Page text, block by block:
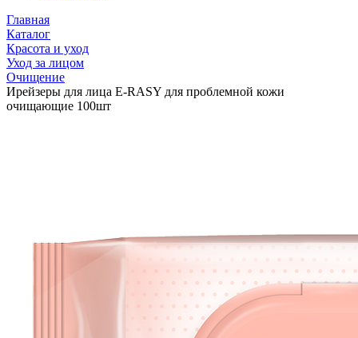
Главная
Каталог
Красота и уход
Уход за лицом
Очищение
Ирейзеры для лица E-RASY для проблемной кожи
очищающие 100шт